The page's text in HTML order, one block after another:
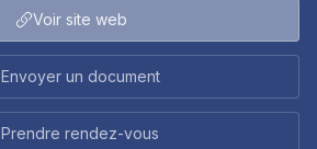
Voir site web
Envoyer un document
Prendre rendez-vous